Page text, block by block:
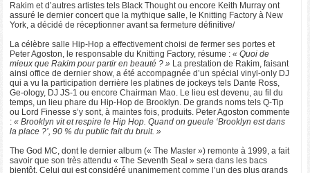
Rakim et d’autres artistes tels Black Thought ou encore Keith Murray ont
assuré le dernier concert que la mythique salle, le Knitting Factory à New
York, a décidé de réceptionner avant sa fermeture définitive/
La célèbre salle Hip-Hop a effectivement choisi de fermer ses portes et
Peter Agoston, le responsable du Knitting Factory, résume :« Quoi de
mieux que Rakim pour partir en beauté ? » La prestation de Rakim, faisant
ainsi office de dernier show, a été accompagnée d’un spécial vinyl-only DJ
qui a vu la participation derrière les platines de jockeys tels Dante Ross,
Ge-ology, DJ JS-1 ou encore Chairman Mao. Le lieu est devenu, au fil du
temps, un lieu phare du Hip-Hop de Brooklyn. De grands noms tels Q-Tip
ou Lord Finesse s’y sont, à maintes fois, produits. Peter Agoston commente
:« Brooklyn vit et respire le Hip Hop. Quand on gueule ‘Brooklyn est dans
la place ?’, 90 % du public fait du bruit. »
The God MC, dont le dernier album (« The Master ») remonte à 1999, a fait
savoir que son très attendu « The Seventh Seal » sera dans les bacs
bientôt. Celui qui est considéré unanimement comme l’un des plus grands